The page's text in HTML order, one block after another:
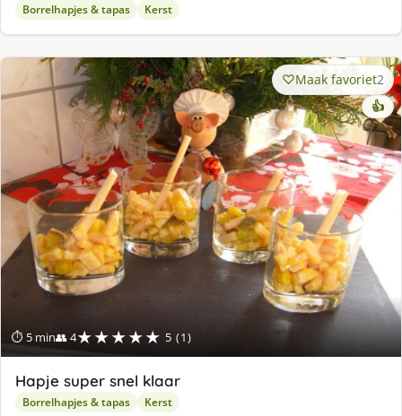
Borrelhapjes & tapas Kerst
⏱ 5 min👥 4★★★★★ 5 (1)
Maak favoriet2
👍
Hapje super snel klaar
Borrelhapjes & tapas Kerst